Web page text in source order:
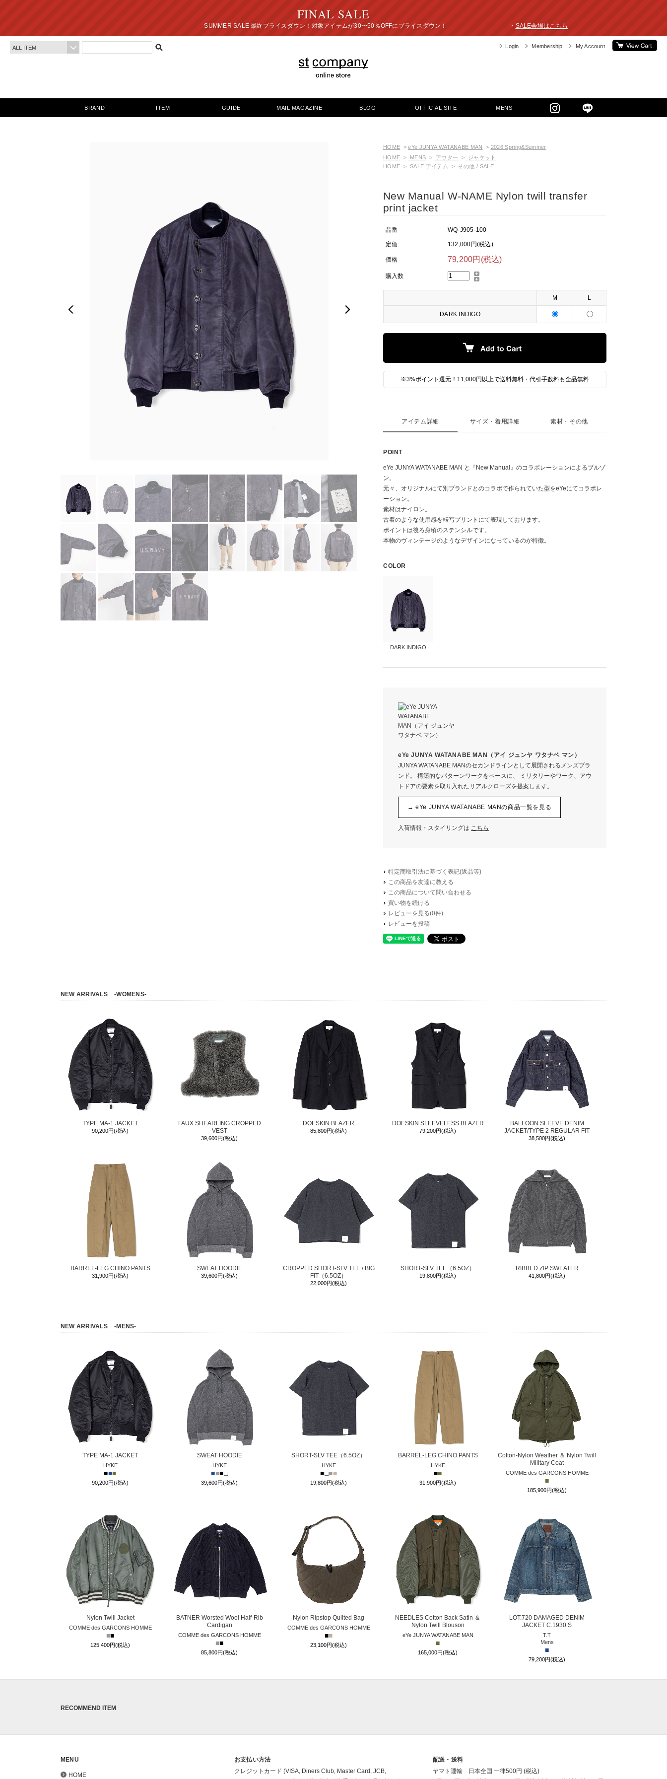
FINAL SALE
SUMMER SALE 最終プライスダウン！対象アイテムが30〜50％OFFにプライスダウン！ ・ SALE会場はこちら
My Account
Membership
Login
BRAND ITEM GUIDE MAIL MAGAZINE BLOG OFFICIAL SITE MENS
Previous Next
HOME >eYe JUNYA WATANABE MAN > 2026 Spring&Summer
HOME > MENS > アウター >
ジャケット
HOME > SALE アイテム > その他 / SALE
New Manual W-NAME Nylon twill transfer
print jacket
品番 WQ-J905-100
定価 132,000円(税込)
価格 79,200円(税込)
購入数
M L
DARK INDIGO
※3%ポイント還元！11,000円以上で送料無料・代引手数料も全品無料
アイテム詳細
POINT
eYe JUNYA WATANABE MAN と『New Manual』のコラボレーションによるブルゾ
ン。
元々、オリジナルにて別ブランドとのコラボで作られていた型をeYeにてコラボレ
ーション。
素材はナイロン。
古着のような使用感を転写プリントにて表現しております。
ポイントは後ろ身頃のステンシルです。
本物のヴィンテージのようなデザインになっているのが特徴。
COLOR
DARK INDIGO
サイズ・着用詳細
サイズ M
L
着丈
72
73
肩幅
50
袖丈
65
袖口
7.5
素材・その他
本体
リブ部分
eYe JUNYA WATANABE MAN（アイ ジュンヤ ワタナベ マン）
JUNYA WATANABE MANのセカンドラインとして展開されるメンズブラ
ンド。 構築的なパターンワークをベースに、 ミリタリーやワーク、アウ
トドアの要素を取り入れたリアルクローズを提案します。
→ eYe JUNYA WATANABE MANの商品一覧を見る
入荷情報・スタイリングは こちら
特定商取引法に基づく表記(返品等)
この商品を友達に教える
この商品について問い合わせる
買い物を続ける
レビューを見る(0件)
レビューを投稿
NEW ARRIVALS -WOMENS-
TYPE MA-1 JACKET
90,200円(税込)
FAUX SHEARLING CROPPED
VEST
39,600円(税込)
DOESKIN BLAZER
85,800円(税込)
DOESKIN SLEEVELESS BLAZER
79,200円(税込)
BALLOON SLEEVE DENIM
JACKET/TYPE 2 REGULAR FIT
38,500円(税込)
BARREL-LEG CHINO PANTS
31,900円(税込)
SWEAT HOODIE
39,600円(税込)
CROPPED SHORT-SLV TEE / BIG
FIT（6.5OZ）
22,000円(税込)
SHORT-SLV TEE（6.5OZ）
19,800円(税込)
RIBBED ZIP SWEATER
41,800円(税込)
NEW ARRIVALS -MENS-
TYPE MA-1 JACKET
HYKE
■■■
90,200円(税込)
SWEAT HOODIE
HYKE
■■■□
39,600円(税込)
SHORT-SLV TEE（6.5OZ）
HYKE
■□■■
19,800円(税込)
BARREL-LEG CHINO PANTS
HYKE
■■
31,900円(税込)
Cotton-Nylon Weather ＆ Nylon Twill
Military Coat
COMME des GARCONS HOMME
■
185,900円(税込)
Nylon Twill Jacket
COMME des GARCONS HOMME
■■
125,400円(税込)
BATNER Worsted Wool Half-Rib
Cardigan
COMME des GARCONS HOMME
■■
85,800円(税込)
Nylon Ripstop Quilted Bag
COMME des GARCONS HOMME
■■
23,100円(税込)
NEEDLES Cotton Back Satin ＆
Nylon Twill Blouson
eYe JUNYA WATANABE MAN
■
165,000円(税込)
LOT.720 DAMAGED DENIM
JACKET C.1930’S
T.T
Mens
■
79,200円(税込)
RECOMMEND ITEM
MENU
HOME
お支払い方法
クレジットカード (VISA, Diners Club, Master Card, JCB,
配送・送料
ヤマト運輸 日本全国 一律500円 (税込)